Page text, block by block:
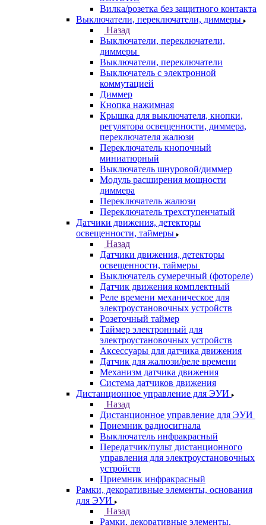
Вилка/розетка без защитного контакта
Выключатели, переключатели, диммеры
Назад
Выключатели, переключатели,
диммеры
Выключатели, переключатели
Выключатель с электронной
коммутацией
Диммер
Кнопка нажимная
Крышка для выключателя, кнопки,
регулятора освещенности, диммера,
переключателя жалюзи
Переключатель кнопочный
миниатюрный
Выключатель шнуровой/диммер
Модуль расширения мощности
диммера
Переключатель жалюзи
Переключатель трехступенчатый
Датчики движения, детекторы
освещенности, таймеры
Назад
Датчики движения, детекторы
освещенности, таймеры
Выключатель сумеречный (фотореле)
Датчик движения комплектный
Реле времени механическое для
электроустановочных устройств
Розеточный таймер
Таймер электронный для
электроустановочных устройств
Аксессуары для датчика движения
Датчик для жалюзи/реле времени
Механизм датчика движения
Система датчиков движения
Дистанционное управление для ЭУИ
Назад
Дистанционное управление для ЭУИ
Приемник радиосигнала
Выключатель инфракрасный
Передатчик/пульт дистанционного
управления для электроустановочных
устройств
Приемник инфракрасный
Рамки, декоративные элементы, основания
для ЭУИ
Назад
Рамки, декоративные элементы,